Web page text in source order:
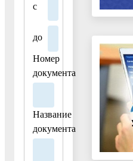
с
до
Номер
документа
Название
документа